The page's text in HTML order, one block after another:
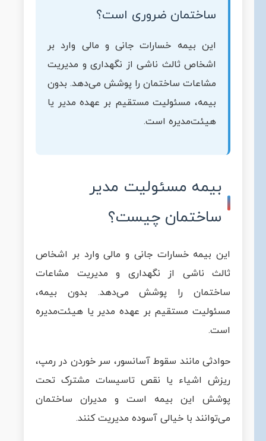
ساختمان ضروری است؟
این بیمه خسارات جانی و مالی وارد بر
اشخاص ثالث ناشی از نگهداری و مدیریت
مشاعات ساختمان را پوشش می‌دهد. بدون
بیمه، مسئولیت مستقیم بر عهده مدیر یا
هیئت‌مدیره است.
بیمه مسئولیت مدیر
ساختمان چیست؟
این بیمه خسارات جانی و مالی وارد بر اشخاص
ثالث ناشی از نگهداری و مدیریت مشاعات
ساختمان را پوشش می‌دهد. بدون بیمه،
مسئولیت مستقیم بر عهده مدیر یا هیئت‌مدیره
است.
حوادثی مانند سقوط آسانسور، سر خوردن در رمپ،
ریزش اشیاء یا نقص تاسیسات مشترک تحت
پوشش این بیمه است و مدیران ساختمان
می‌توانند با خیالی آسوده مدیریت کنند.